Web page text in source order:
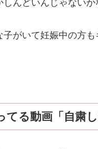
んどいんじゃないか
子がいて妊娠中の方も
てる動画「自粛し